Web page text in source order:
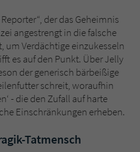
der das Geheimnis
angestrengt in die falsche
um Verdächtige einzukesseln
es auf den Punkt. Über Jelly
der generisch bärbeißige
schreit, woraufhin
- die den Zufall auf harte
Einschränkungen erheben.
Tatmensch